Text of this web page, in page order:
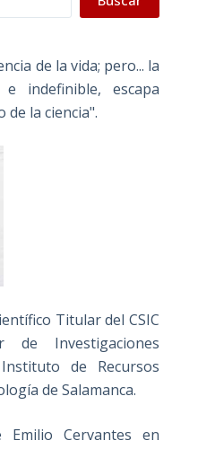
de la vida; pero... la
e indefinible, escapa
de la ciencia".
Titular del CSIC
de Investigaciones
de Recursos
de Salamanca.